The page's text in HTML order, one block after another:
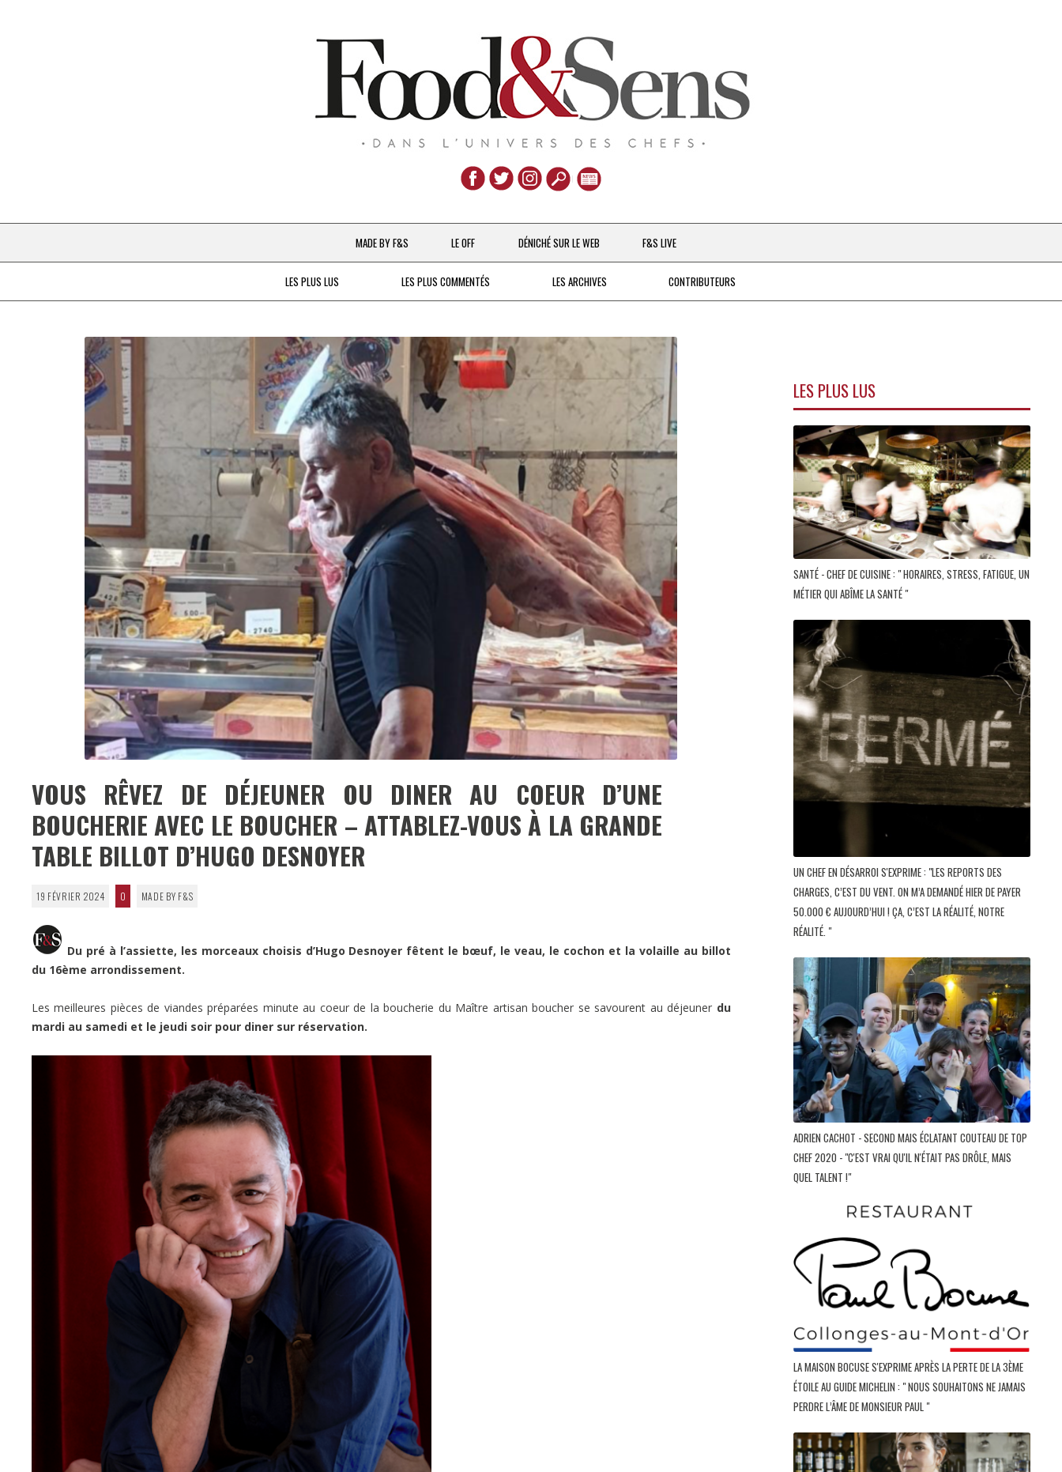
Aller
au
contenu
MADE BY F&S
CHEFS & ACTUALITÉS
À LA PETITE CUILLÈRE
DESTIN DE FEMME
V…DE VOYAGE
LE OFF DÉNICHÉ SUR LE WEB F&S LIVE
LES PLUS LUS LES PLUS COMMENTÉS LES ARCHIVES
DEPUIS 2016
CONTRIBUTEURS
VOUS RÊVEZ DE DÉJEUNER OU DINER AU COEUR D’UNE
BOUCHERIE AVEC LE BOUCHER – ATTABLEZ-VOUS À LA GRANDE
TABLE BILLOT D’HUGO DESNOYER
19 FÉVRIER 2024 0 MADE BY F&S
Du pré à l’assiette, les morceaux choisis d’Hugo Desnoyer fêtent le bœuf, le veau, le cochon et la volaille au billot
du 16ème arrondissement.
Les meilleures pièces de viandes préparées minute au coeur de la boucherie du Maître artisan boucher se savourent au déjeuner du
mardi au samedi et le jeudi soir pour diner sur réservation.
LES PLUS LUS
SANTÉ - CHEF DE CUISINE : " HORAIRES, STRESS, FATIGUE, UN
MÉTIER QUI ABÎME LA SANTÉ "
UN CHEF EN DÉSARROI S'EXPRIME : "LES REPORTS DES
CHARGES, C’EST DU VENT. ON M’A DEMANDÉ HIER DE PAYER
50.000 € AUJOURD’HUI ! ÇA, C’EST LA RÉALITÉ, NOTRE
RÉALITÉ. "
ADRIEN CACHOT - SECOND MAIS ÉCLATANT COUTEAU DE TOP
CHEF 2020 - "C'EST VRAI QU'IL N'ÉTAIT PAS DRÔLE, MAIS
QUEL TALENT !"
LA MAISON BOCUSE S'EXPRIME APRÈS LA PERTE DE LA 3ÈME
ÉTOILE AU GUIDE MICHELIN : " NOUS SOUHAITONS NE JAMAIS
PERDRE L’ÂME DE MONSIEUR PAUL "